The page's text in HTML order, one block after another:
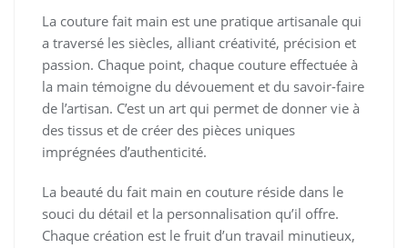
La couture fait main est une pratique artisanale qui
a traversé les siècles, alliant créativité, précision et
passion. Chaque point, chaque couture effectuée à
la main témoigne du dévouement et du savoir-faire
de l’artisan. C’est un art qui permet de donner vie à
des tissus et de créer des pièces uniques
imprégnées d’authenticité.
La beauté du fait main en couture réside dans le
souci du détail et la personnalisation qu’il offre.
Chaque création est le fruit d’un travail minutieux,